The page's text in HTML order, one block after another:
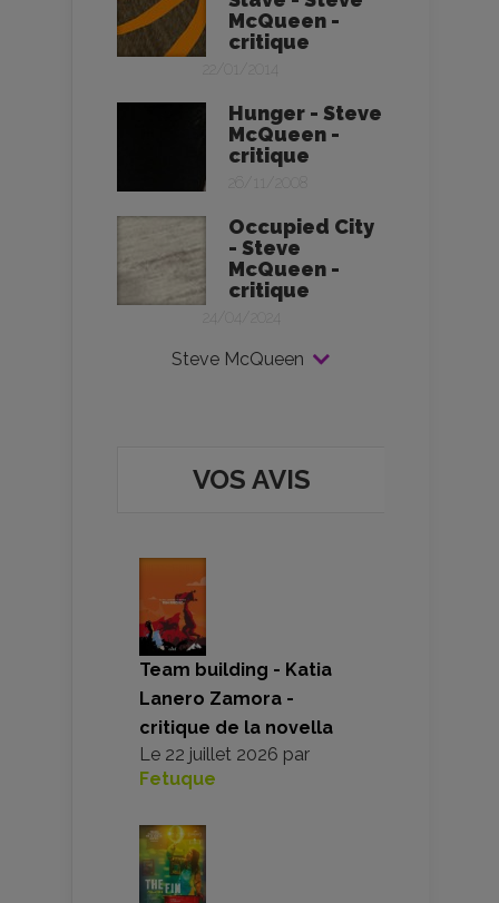
McQueen -
critique
22/01/2014
Hunger - Steve
McQueen -
critique
26/11/2008
Occupied City
- Steve
McQueen -
critique
24/04/2024
Steve McQueen
VOS AVIS
Team building - Katia
Lanero Zamora -
critique de la novella
Le 22 juillet 2026 par
Fetuque